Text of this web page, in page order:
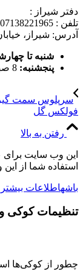
دفتر شیراز :
تلفن : 07138221965
آدرس: شیراز، خیابان
شنبه تا
پنجشنبه: 8 صبح الی 4 بعدازظهر
سرپلوس سمت
فولکس گل
رفتن به بالا
این وب سایت برای
استفاده شما از
باشهاطلاعات بیشتر
تنظیمات
چطور از کوکی‌ها